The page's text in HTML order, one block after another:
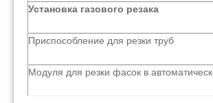
Установка газового резака
Приспособление для резки труб
Модуля для резки фасок в